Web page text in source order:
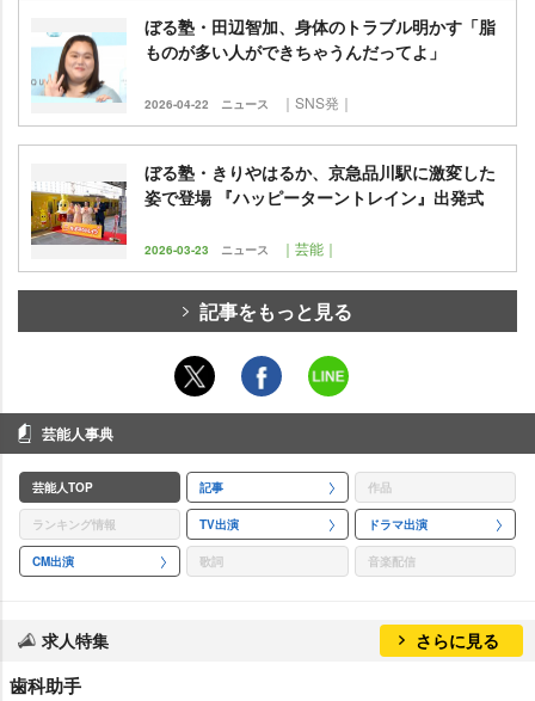
ぼる塾・田辺智加、身体のトラブル明かす「脂
ものが多い人ができちゃうんだってよ」
2026-04-22 ニュース ｜SNS発｜
ぼる塾・きりやはるか、京急品川駅に激変した
姿で登場 『ハッピーターントレイン』出発式
2026-03-23 ニュース ｜芸能｜
記事をもっと見る
芸能人事典
芸能人TOP 記事 作品
ランキング情報 TV出演 ドラマ出演
CM出演 歌詞 音楽配信
求人特集 さらに見る
歯科助手